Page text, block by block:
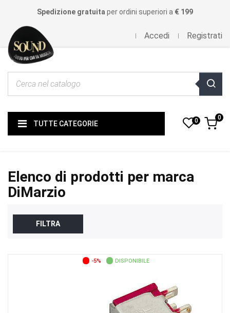
Spedizione gratuita per ordini superiori a € 199
Accedi Registrati
TUTTE CATEGORIE 0 0
Elenco di prodotti per marca
DiMarzio
FILTRA
-5% DISPONIBILE